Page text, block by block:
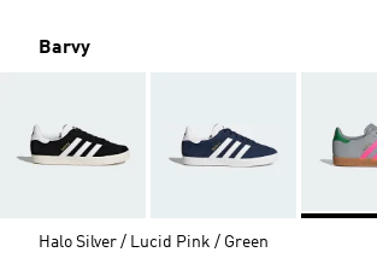
Barvy
Halo Silver / Lucid Pink / Green